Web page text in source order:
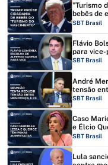
"Turismo
bebês de
SBT Brasil
Flávio
para
SBT Brasil
André
tensão
SBT Brasil
Caso
e Élcio
SBT Brasil
Lula